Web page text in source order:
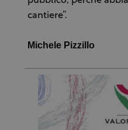
cantiere”.
Michele Pizzillo